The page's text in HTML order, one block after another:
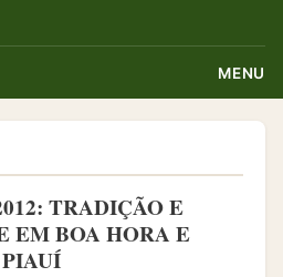
MENU
TRADIÇÃO E
EM BOA HORA E